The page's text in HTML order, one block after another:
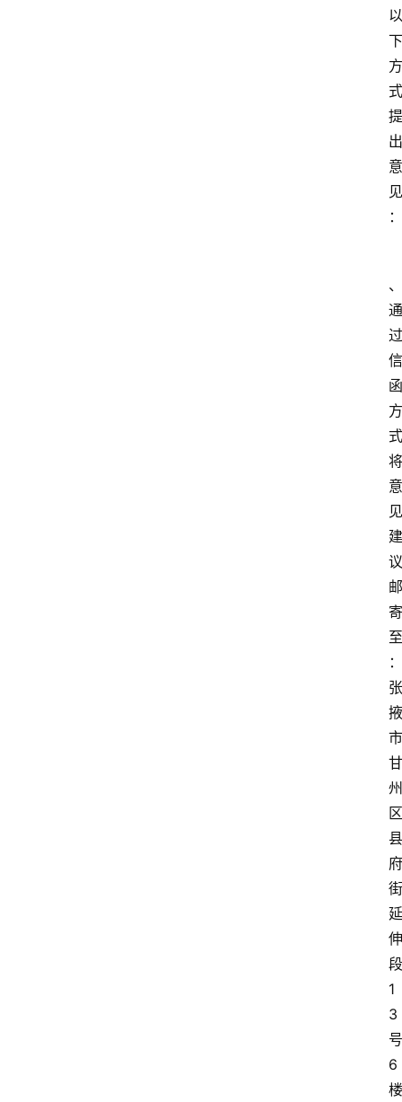
以
下
方
式
提
出
意
见
：
、
通
过
信
函
方
式
将
意
见
建
议
邮
寄
至
：
张
掖
市
甘
州
区
县
府
街
延
伸
段
1
3
号
6
楼